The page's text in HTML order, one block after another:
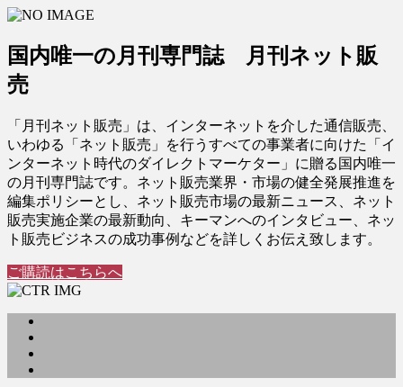
国内唯一の月刊専門誌 月刊ネット販
売
「月刊ネット販売」は、インターネットを介した通信販売、
いわゆる「ネット販売」を行うすべての事業者に向けた「イ
ンターネット時代のダイレクトマーケター」に贈る国内唯一
の月刊専門誌です。ネット販売業界・市場の健全発展推進を
編集ポリシーとし、ネット販売市場の最新ニュース、ネット
販売実施企業の最新動向、キーマンへのインタビュー、ネッ
ト販売ビジネスの成功事例などを詳しくお伝え致します。
ご購読はこちらへ